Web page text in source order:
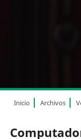
Inicio Archivos